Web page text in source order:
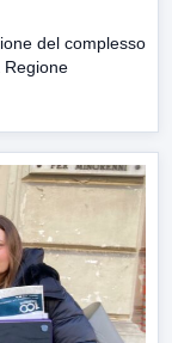
del complesso
Regione